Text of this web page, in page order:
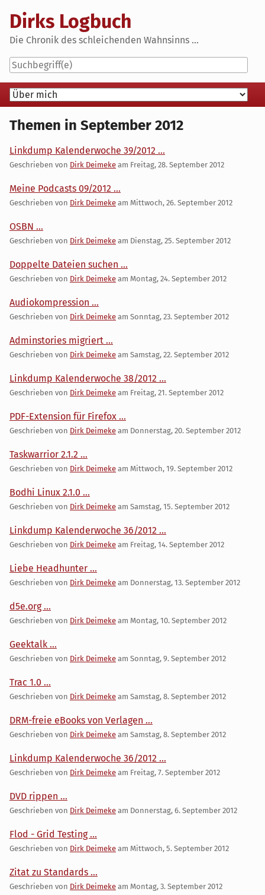
content
Dirks Logbuch
Die Chronik des schleichenden Wahnsinns ...
Navigation
Themen in September 2012
Linkdump Kalenderwoche 39/2012 ...
Geschrieben von Dirk Deimeke am Freitag, 28. September 2012
Meine Podcasts 09/2012 ...
Geschrieben von Dirk Deimeke am Mittwoch, 26. September 2012
OSBN ...
Geschrieben von Dirk Deimeke am Dienstag, 25. September 2012
Doppelte Dateien suchen ...
Geschrieben von Dirk Deimeke am Montag, 24. September 2012
Audiokompression ...
Geschrieben von Dirk Deimeke am Sonntag, 23. September 2012
Adminstories migriert ...
Geschrieben von Dirk Deimeke am Samstag, 22. September 2012
Linkdump Kalenderwoche 38/2012 ...
Geschrieben von Dirk Deimeke am Freitag, 21. September 2012
PDF-Extension für Firefox ...
Geschrieben von Dirk Deimeke am Donnerstag, 20. September 2012
Taskwarrior 2.1.2 ...
Geschrieben von Dirk Deimeke am Mittwoch, 19. September 2012
Bodhi Linux 2.1.0 ...
Geschrieben von Dirk Deimeke am Samstag, 15. September 2012
Linkdump Kalenderwoche 36/2012 ...
Geschrieben von Dirk Deimeke am Freitag, 14. September 2012
Liebe Headhunter ...
Geschrieben von Dirk Deimeke am Donnerstag, 13. September 2012
d5e.org ...
Geschrieben von Dirk Deimeke am Montag, 10. September 2012
Geektalk ...
Geschrieben von Dirk Deimeke am Sonntag, 9. September 2012
Trac 1.0 ...
Geschrieben von Dirk Deimeke am Samstag, 8. September 2012
DRM-freie eBooks von Verlagen ...
Geschrieben von Dirk Deimeke am Samstag, 8. September 2012
Linkdump Kalenderwoche 36/2012 ...
Geschrieben von Dirk Deimeke am Freitag, 7. September 2012
DVD rippen ...
Geschrieben von Dirk Deimeke am Donnerstag, 6. September 2012
Flod - Grid Testing ...
Geschrieben von Dirk Deimeke am Mittwoch, 5. September 2012
Zitat zu Standards ...
Geschrieben von Dirk Deimeke am Montag, 3. September 2012